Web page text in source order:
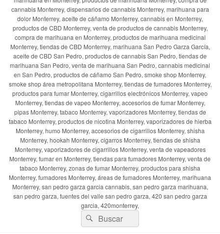
cannabis Monterrey, dispensarios de cannabis Monterrey, marihuana para
dolor Monterrey, aceite de cáñamo Monterrey, cannabis en Monterrey,
productos de CBD Monterrey, venta de productos de cannabis Monterrey,
compra de marihuana en Monterrey, productos de marihuana medicinal
Monterrey, tiendas de CBD Monterrey, marihuana San Pedro Garza García,
aceite de CBD San Pedro, productos de cannabis San Pedro, tiendas de
marihuana San Pedro, venta de marihuana San Pedro, cannabis medicinal
en San Pedro, productos de cáñamo San Pedro, smoke shop Monterrey,
smoke shop área metropolitana Monterrey, tiendas de fumadores Monterrey,
productos para fumar Monterrey, cigarrillos electrónicos Monterrey, vapeo
Monterrey, tiendas de vapeo Monterrey, accesorios de fumar Monterrey,
pipas Monterrey, tabaco Monterrey, vaporizadores Monterrey, tiendas de
tabaco Monterrey, productos de nicotina Monterrey, vaporizadores de hierba
Monterrey, humo Monterrey, accesorios de cigarrillos Monterrey, shisha
Monterrey, hookah Monterrey, cigarros Monterrey, tiendas de shisha
Monterrey, vaporizadores de cigarrillos Monterrey, venta de vapeadores
Monterrey, fumar en Monterrey, tiendas para fumadores Monterrey, venta de
tabaco Monterrey, zonas de fumar Monterrey, productos para shisha
Monterrey, fumadores Monterrey, áreas de fumadores Monterrey, marihuana
Monterrey, san pedro garza garcia cannabis, san pedro garza marihuana,
san pedro garza, fuentes del valle san pedro garza, 420 san pedro garza
garcia, 420monterrey,
Buscar
por:
Buscar